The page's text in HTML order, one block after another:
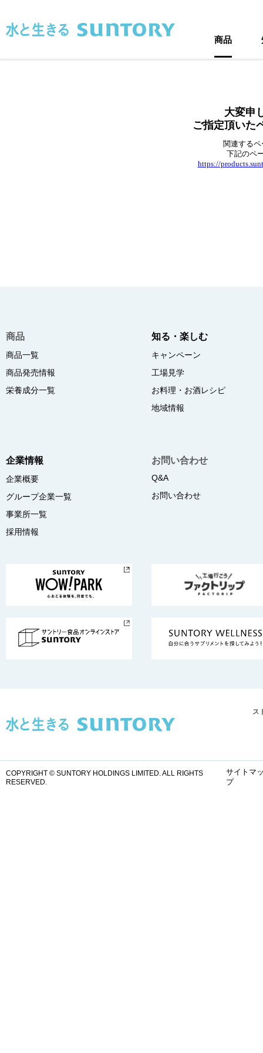
商品
大変申
ご指定頂いた
関連する
下記のペ
https://
商品
商品一覧
商品発売情報
栄養成分一覧
知る・楽しむ
キャンペーン
工場見学
お料理・お酒レシピ
地域情報
企業情報
企業概要
グループ企業一覧
事業所一覧
採用情報
お問い合わせ
Q&A
お問い合わせ
ス
COPYRIGHT © SUNTORY HOLDINGS LIMITED. ALL RIGHTS
RESERVED.
サイトマ
プ